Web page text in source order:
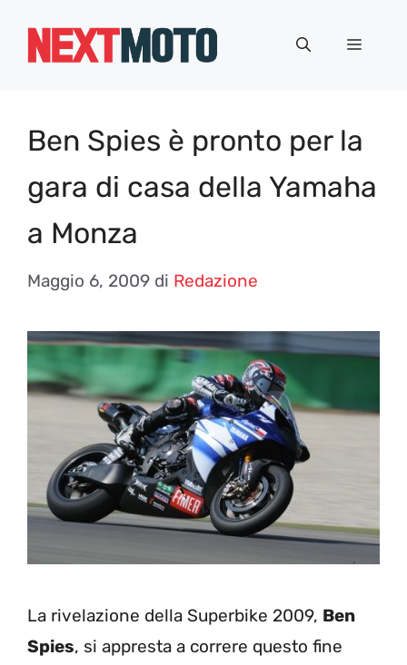
Menu
Ben Spies è pronto per la
gara di casa della Yamaha
a Monza
Maggio 6, 2009 di Redazione
La rivelazione della Superbike 2009, Ben
Spies, si appresta a correre questo fine